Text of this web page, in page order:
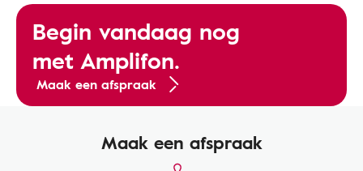
Begin vandaag nog
met Amplifon.
Maak een afspraak
Maak een afspraak